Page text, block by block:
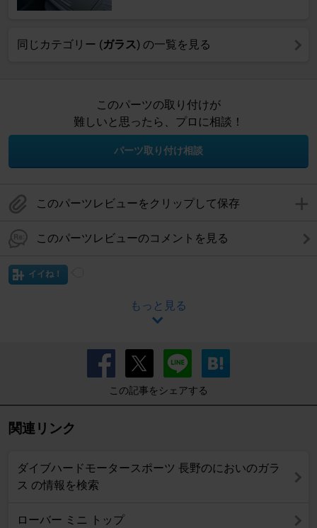
同じカテゴリー (ガラス) の一覧を見る
このパーツの取り付けが
難しいと思ったら、プロに相談！
パーツ取り付け相談
このパーツレビューをクリップして保存
このパーツレビューのコメントを見る
イイね！
もっと見る
この記事をシェアする
関連リンク
ダイブハードモータースポーツ 長野のにおいのガラ
ス の情報を検索
ローバー ミニ トップ